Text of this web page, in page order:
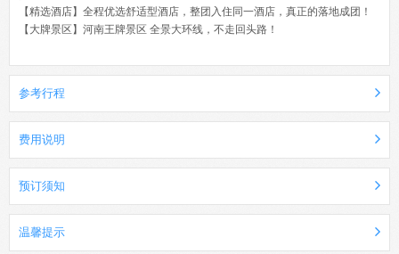
【精选酒店】全程优选舒适型酒店，整团入住同一酒店，真正的落地成团！
【大牌景区】河南王牌景区 全景大环线，不走回头路！
参考行程
费用说明
预订须知
温馨提示